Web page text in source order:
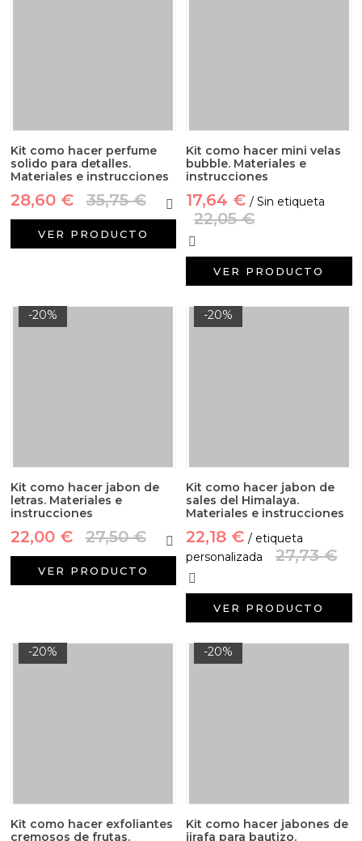
Kit como hacer perfume
solido para detalles.
Materiales e instrucciones
28,60 € 35,75 €
VER PRODUCTO
Kit como hacer mini velas
bubble. Materiales e
instrucciones
17,64 € / Sin etiqueta
22,05 €
VER PRODUCTO
-20%
Kit como hacer jabon de
letras. Materiales e
instrucciones
22,00 € 27,50 €
VER PRODUCTO
-20%
Kit como hacer jabon de
sales del Himalaya.
Materiales e instrucciones
22,18 € / etiqueta
personalizada
27,73 €
VER PRODUCTO
-20%
Kit como hacer exfoliantes
cremosos de frutas.
-20%
Kit como hacer jabones de
jirafa para bautizo.